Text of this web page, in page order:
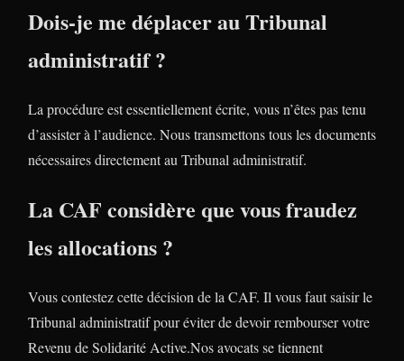
Dois-je me déplacer au Tribunal
administratif ?
La procédure est essentiellement écrite, vous n’êtes pas tenu
d’assister à l’audience. Nous transmettons tous les documents
nécessaires directement au Tribunal administratif.
La CAF considère que vous fraudez
les allocations ?
Vous contestez cette décision de la CAF. Il vous faut saisir le
Tribunal administratif pour éviter de devoir rembourser votre
Revenu de Solidarité Active.Nos avocats se tiennent